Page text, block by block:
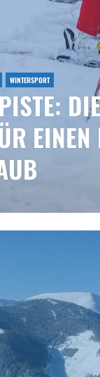
WINTERSPORT